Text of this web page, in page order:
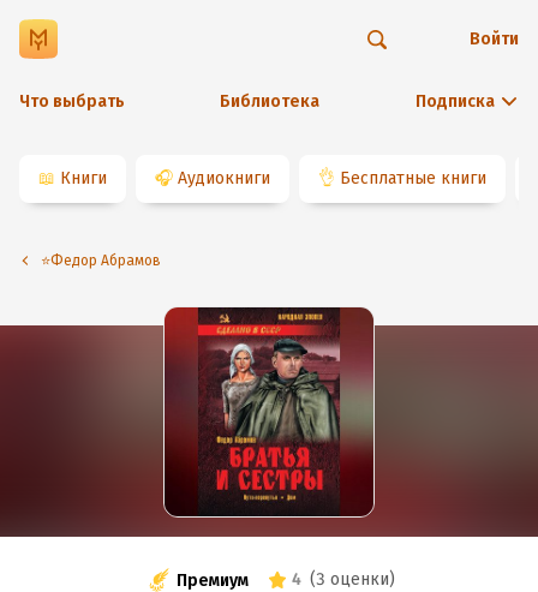
Что выбрать Библиотека Подписка
Войти
📖 Книги 🎧 Аудиокниги 👌 Бесплатные книги
⭐️Федор Абрамов
Премиум 4 (3 оценки)